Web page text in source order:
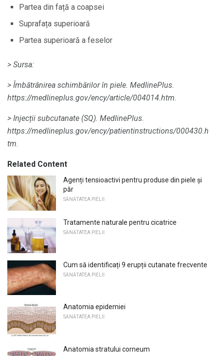
Partea din față a coapsei
Suprafața superioară
Partea superioară a feselor
> Sursa:
> Îmbătrânirea schimbărilor în piele. MedlinePlus.
https://medlineplus.gov/ency/article/004014.htm.
> Injecții subcutanate (SQ). MedlinePlus.
https://medlineplus.gov/ency/patientinstructions/000430.h
tm.
Related Content
Agenți tensioactivi pentru produse din piele și
păr
SĂNĂTATEA PIELII
Tratamente naturale pentru cicatrice
SĂNĂTATEA PIELII
Cum să identificați 9 erupții cutanate frecvente
SĂNĂTATEA PIELII
Anatomia epidemiei
SĂNĂTATEA PIELII
Anatomia stratului corneum